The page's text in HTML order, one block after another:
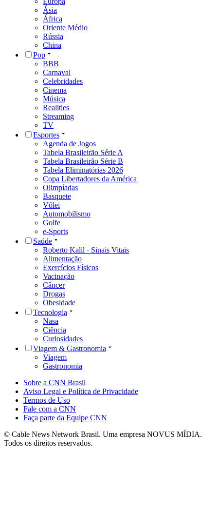
Ásia
África
Oriente Médio
Rússia
China
Pop
BBB
Carnaval
Celebridades
Cinema
Música
Realities
Streaming
TV
Esportes
Agenda de Jogos
Tabela Brasileirão Série A
Tabela Brasileirão Série B
Tabela Eliminatórias 2026
Copa Libertadores da América
Olimpíadas
Basquete
Vôlei
Automobilismo
Golfe
e-Sports
Saúde
Roberto Kalil - Sinais Vitais
Alimentação
Exercícios Físicos
Vacinação
Câncer
Drogas
Obesidade
Tecnologia
Nasa
Ciência
Curiosidades
Viagem & Gastronomia
Viagem
Gastronomia
Sobre a CNN Brasil
Aviso Legal e Política de Privacidade
Termos de Uso
Fale com a CNN
Faça parte da Equipe CNN
© Cable News Network Brasil. Uma empresa NOVUS MÍDIA.
Todos os direitos reservados.